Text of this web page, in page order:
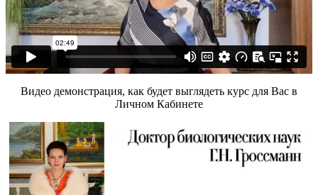
Видео демонстрация, как будет выглядеть курс для Вас в
Личном Кабинете